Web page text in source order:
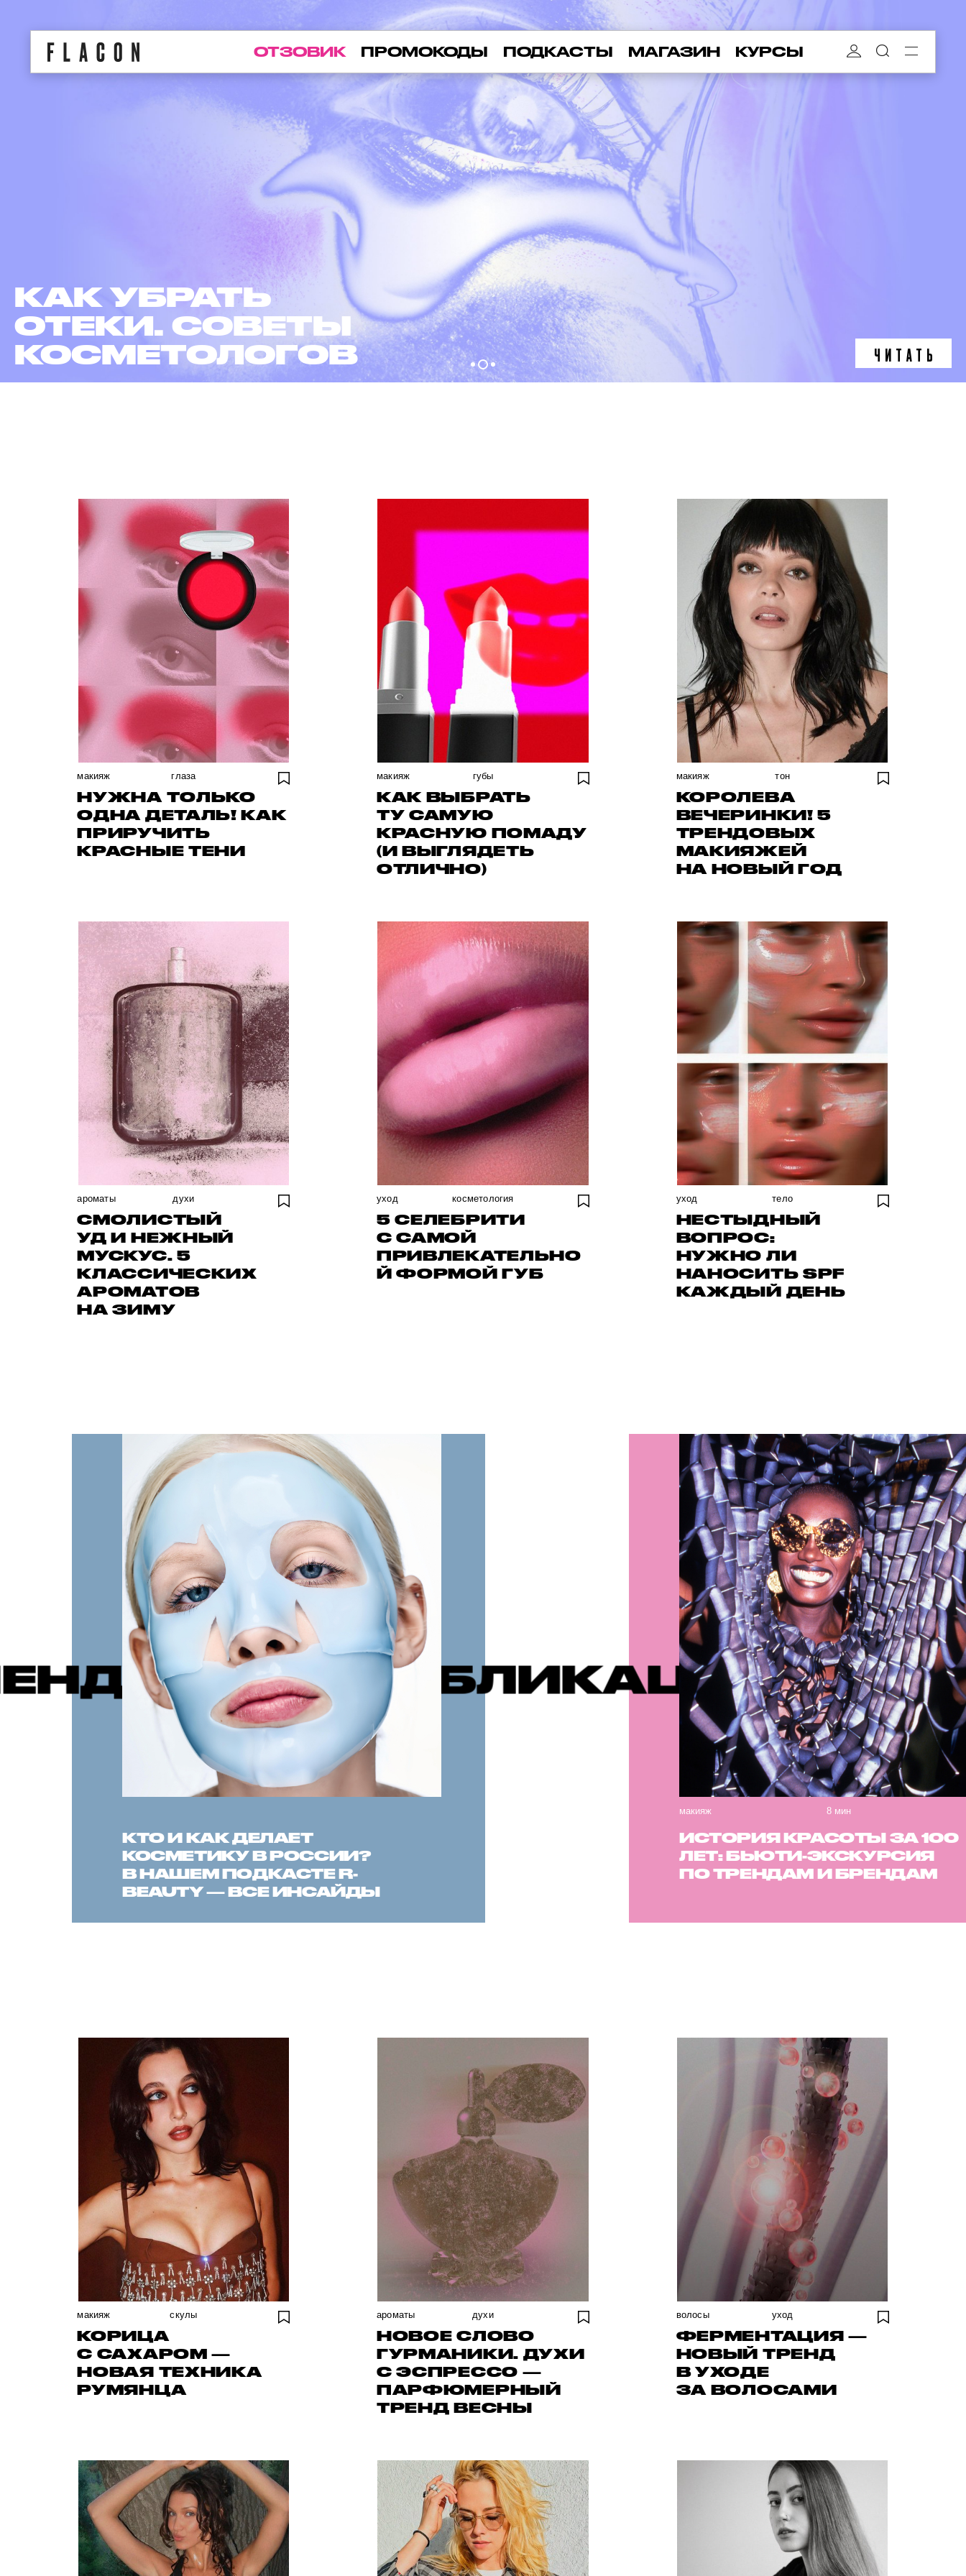
КАК УБРАТЬ
ОТЕКИ. СОВЕТЫ
КОСМЕТОЛОГОВ
ЧИТАТЬ
ОТЗОВИК ПРОМОКОДЫ ПОДКАСТЫ МАГАЗИН КУРСЫ
макияж глаза
НУЖНА ТОЛЬКО
ОДНА ДЕТАЛЬ! КАК
ПРИРУЧИТЬ
КРАСНЫЕ ТЕНИ
макияж губы
КАК ВЫБРАТЬ
ТУ САМУЮ
КРАСНУЮ ПОМАДУ
(И ВЫГЛЯДЕТЬ
ОТЛИЧНО)
макияж тон
КОРОЛЕВА
ВЕЧЕРИНКИ! 5
ТРЕНДОВЫХ
МАКИЯЖЕЙ
НА НОВЫЙ ГОД
ароматы духи
СМОЛИСТЫЙ
УД И НЕЖНЫЙ
МУСКУС. 5
КЛАССИЧЕСКИХ
АРОМАТОВ
НА ЗИМУ
уход косметология
5 СЕЛЕБРИТИ
С САМОЙ
ПРИВЛЕКАТЕЛЬНО
Й ФОРМОЙ ГУБ
уход тело
НЕСТЫДНЫЙ
ВОПРОС:
НУЖНО ЛИ
НАНОСИТЬ SPF
КАЖДЫЙ ДЕНЬ
ПУБЛИКАЦИИ
КТО И КАК ДЕЛАЕТ
КОСМЕТИКУ В РОССИИ?
В НАШЕМ ПОДКАСТЕ R-
BEAUTY — ВСЕ ИНСАЙДЫ
макияж 8 мин
ИСТОРИЯ КРАСОТЫ ЗА 100
ЛЕТ: БЬЮТИ-ЭКСКУРСИЯ
ПО ТРЕНДАМ И БРЕНДАМ
макияж скулы
КОРИЦА
С САХАРОМ —
НОВАЯ ТЕХНИКА
РУМЯНЦА
ароматы духи
НОВОЕ СЛОВО
ГУРМАНИКИ. ДУХИ
С ЭСПРЕССО —
ПАРФЮМЕРНЫЙ
ТРЕНД ВЕСНЫ
волосы уход
ФЕРМЕНТАЦИЯ —
НОВЫЙ ТРЕНД
В УХОДЕ
ЗА ВОЛОСАМИ